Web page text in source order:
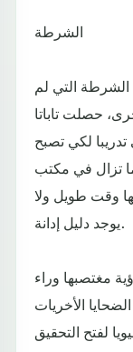
الشرطة
الشرطة التي لم
وبعد 6 سنوات أخرى، حصلت تاباتا
لكي تصبح
تزال في مكتب
وقت طويل ولا
يوجد دليل إدانة.
مغتصبها وراء
الأخريات